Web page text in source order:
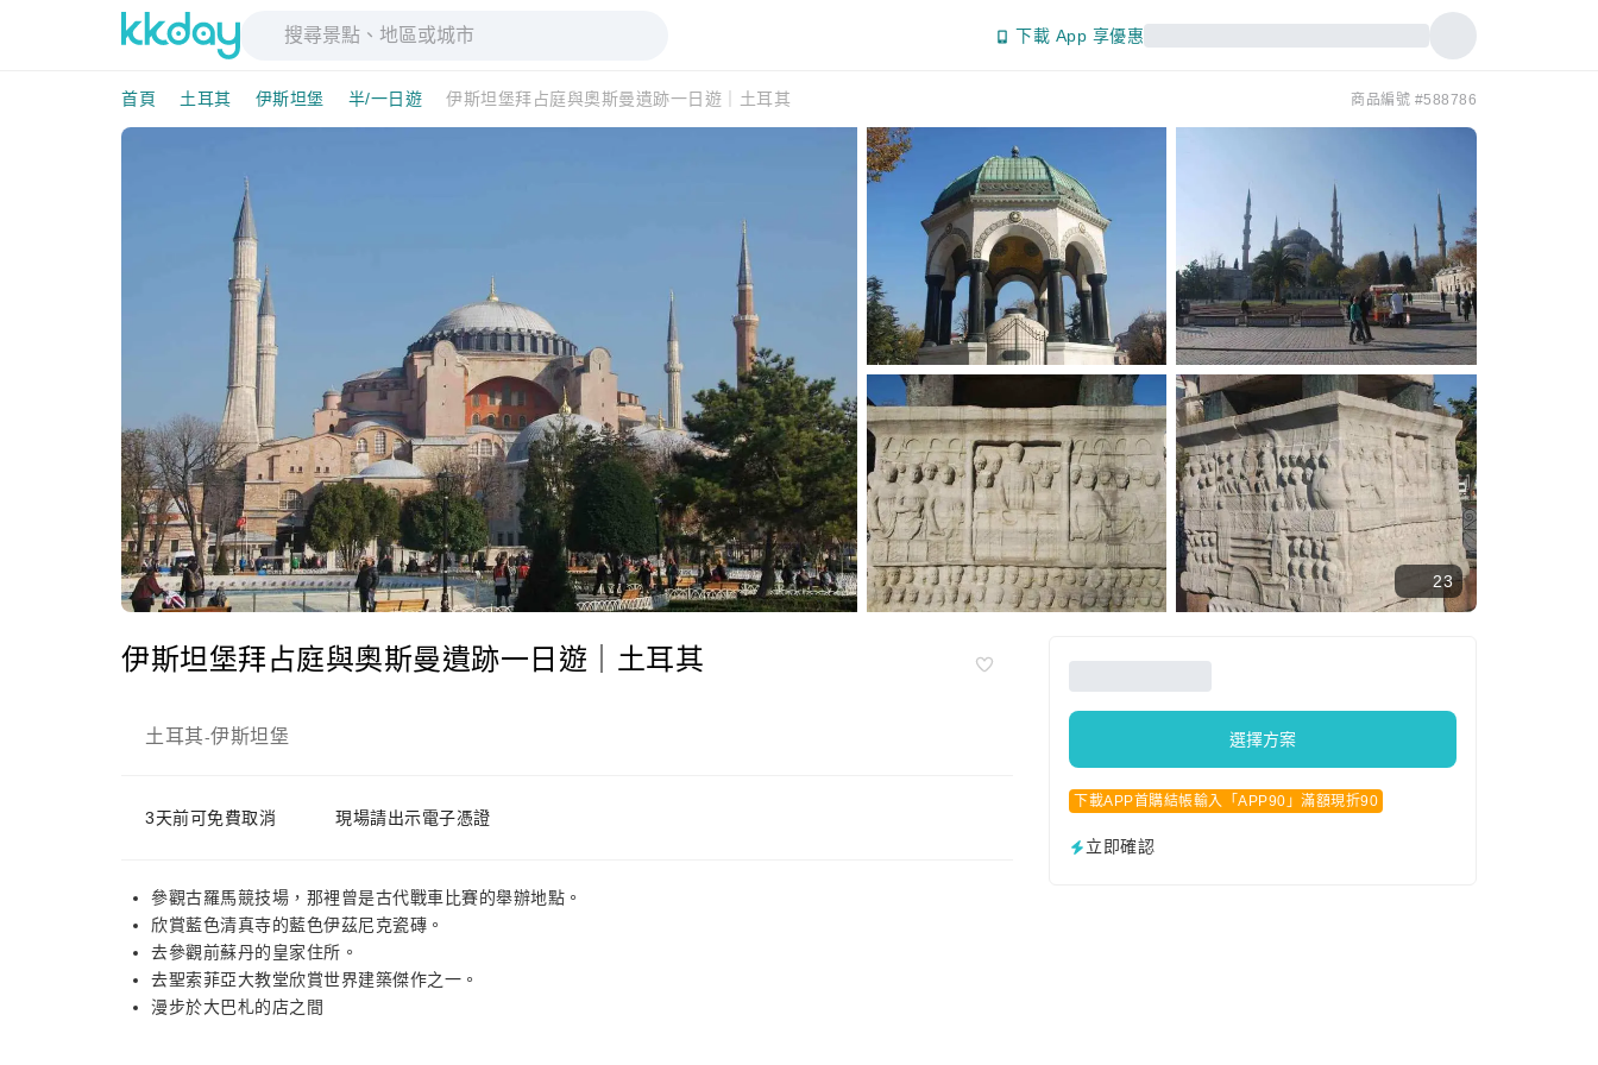
下載 App 享優惠
首頁 土耳其 伊斯坦堡 半/一日遊 伊斯坦堡拜占庭與奧斯曼遺跡一日遊｜土耳其 商品編號 #588786
23
伊斯坦堡拜占庭與奧斯曼遺跡一日遊｜土耳其
土耳其-伊斯坦堡
3天前可免費取消 現場請出示電子憑證
參觀古羅馬競技場，那裡曾是古代戰車比賽的舉辦地點。
欣賞藍色清真寺的藍色伊茲尼克瓷磚。
去參觀前蘇丹的皇家住所。
去聖索菲亞大教堂欣賞世界建築傑作之一。
漫步於大巴札的店之間
選擇方案
下載APP首購結帳輸入「APP90」滿額現折90
立即確認